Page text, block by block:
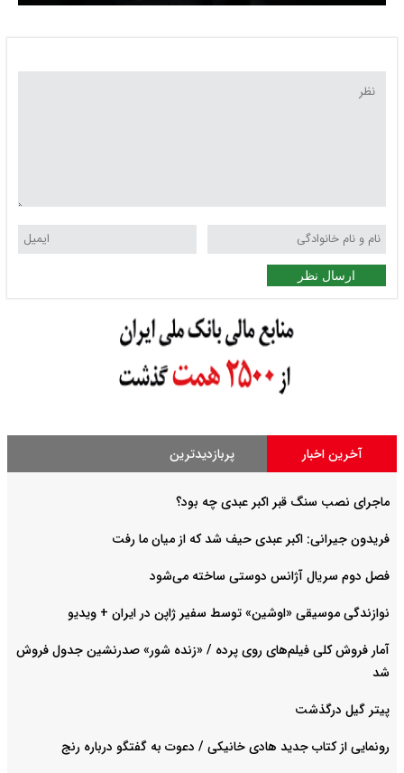
ارسال نظر
آخرین اخبار پربازدیدترین
ماجرای نصب سنگ قبر اکبر عبدی چه بود؟
فریدون جیرانی: اکبر عبدی حیف شد که از میان ما رفت
فصل دوم سریال آژانس دوستی ساخته می‌شود
نوازندگی موسیقی «اوشین» توسط سفیر ژاپن در ایران + ویدیو
آمار فروش کلی فیلم‌های روی پرده / «زنده شور» صدرنشین جدول فروش
شد
پیتر گیل درگذشت
رونمایی از کتاب جدید هادی خانیکی / دعوت به گفتگو درباره رنج